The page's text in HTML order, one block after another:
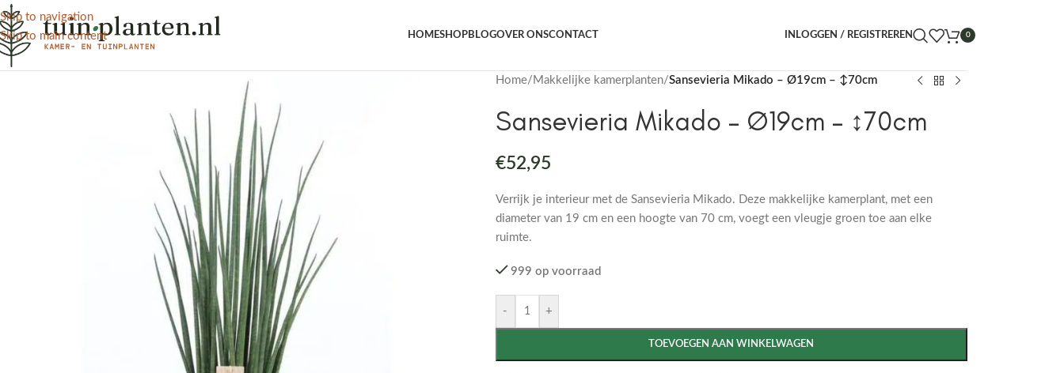
Skip to navigation
Skip to main content
HOMESHOPBLOGOVER ONSCONTACT INLOGGEN / REGISTREREN 0
Home/ Makkelijke kamerplanten/Sansevieria Mikado – Ø19cm – ↕70cm
Sansevieria Mikado – Ø19cm – ↕70cm
€52,95
Verrijk je interieur met de Sansevieria Mikado. Deze makkelijke kamerplant, met een
diameter van 19 cm en een hoogte van 70 cm, voegt een vleugje groen toe aan elke
ruimte.
999 op voorraad
- +
TOEVOEGEN AAN WINKELWAGEN